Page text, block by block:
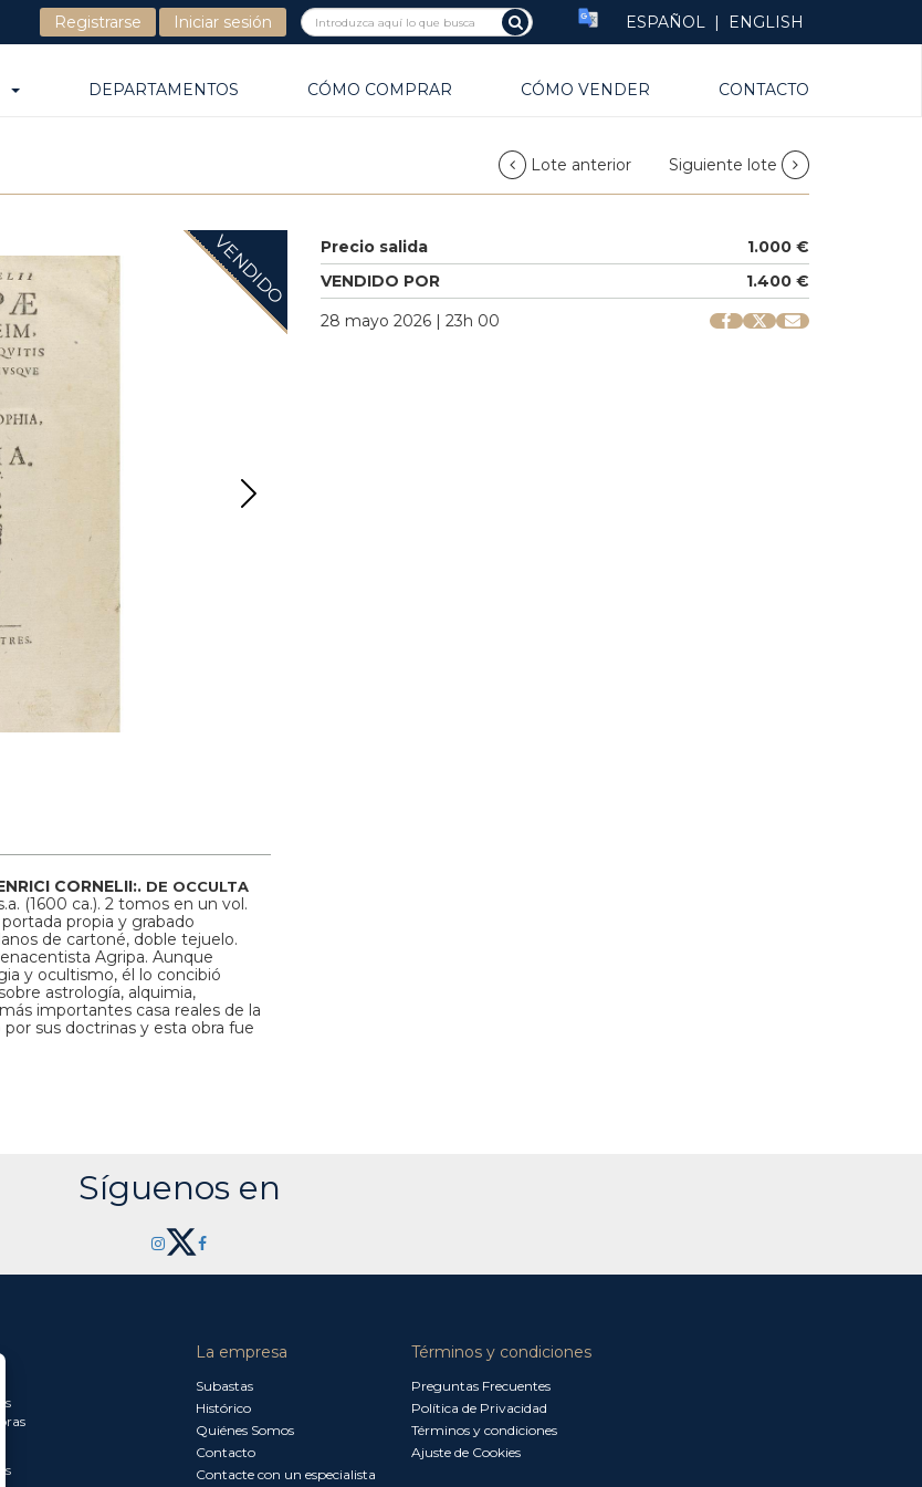
Registrarse Iniciar sesión ESPAÑOL | ENGLISH
DEPARTAMENTOS CÓMO COMPRAR CÓMO VENDER CONTACTO
Lote anterior Siguiente lote
VENDIDO Precio salida
1.000 €
VENDIDO POR
1.400 €
28 mayo 2026 | 23h 00
CORNELII:. DE OCCULTA
(1600 ca.). 2 tomos en un vol.
propia y grabado
de cartoné, doble tejuelo.
Agripa. Aunque
y ocultismo, él lo concibió
astrología, alquimia,
importantes casa reales de la
sus doctrinas y esta obra fue
Síguenos en
La empresa
Subastas
Histórico
Quiénes Somos
Contacto
Contacte con un especialista
Términos y condiciones
Preguntas Frecuentes
Política de Privacidad
Términos y condiciones
Ajuste de Cookies